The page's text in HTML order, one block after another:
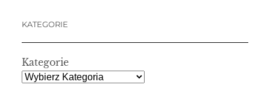
KATEGORIE
Kategorie